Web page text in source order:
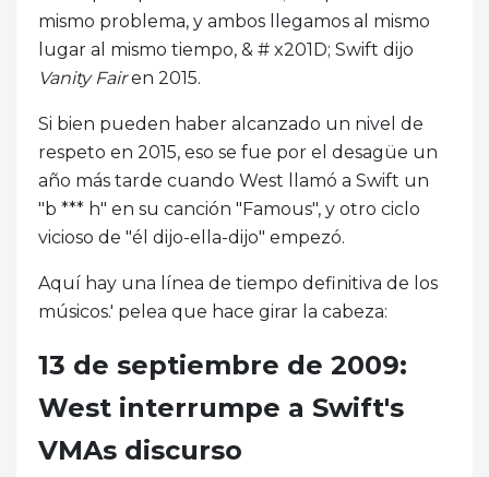
mismo problema, y ​​ambos llegamos al mismo
lugar al mismo tiempo, & # x201D; Swift dijo
Vanity Fairen 2015.
Si bien pueden haber alcanzado un nivel de
respeto en 2015, eso se fue por el desagüe un
año más tarde cuando West llamó a Swift un
"b *** h" en su canción "Famous", y otro ciclo
vicioso de "él dijo-ella-dijo" empezó.
Aquí hay una línea de tiempo definitiva de los
músicos.' pelea que hace girar la cabeza:
13 de septiembre de 2009:
West interrumpe a Swift's
VMAs discurso